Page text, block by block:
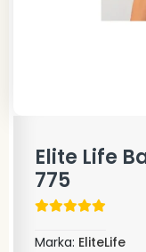
Elite Life
775
Marka: EliteLife